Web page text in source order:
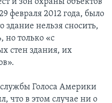
и зон охраны объектов
февраля 2012 года, было
здание нельзя сносить,
но только «с
стен здания, их
Голоса Америки
что в этом случае ни о